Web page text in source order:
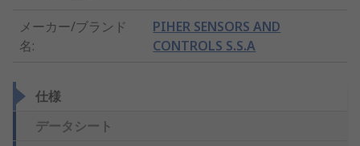
メーカー/ブランド
名:
PIHER SENSORS AND
CONTROLS S.S.A
仕様
データシート